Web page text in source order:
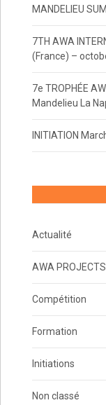
MANDELIEU
7TH AWA
(France) –
7e TROPHÉE
Mandelieu La
INITIATION
Actualité
AWA PROJECTS
Compétition
Formation
Initiations
Non classé